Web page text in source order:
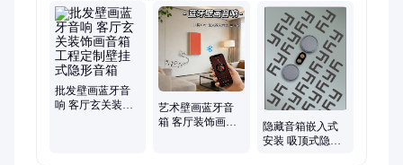
批发壁画蓝牙音
响 客厅玄关装饰
艺术壁画蓝牙音
箱 客厅装饰画音
隐藏音箱嵌入式
安装 吸顶式隐形